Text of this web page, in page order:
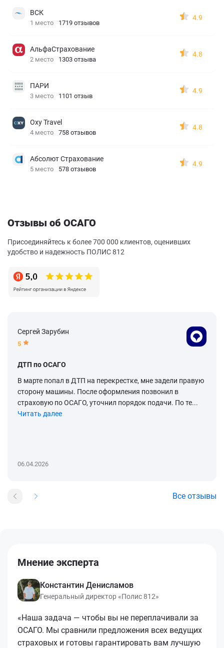
ВСК
1 место 1719 отзывов
4.9
АльфаСтрахование
2 место 1303 отзыва
4.8
ПАРИ
3 место 1101 отзыв
4.9
Oxy Travel
4 место 758 отзывов
4.8
Абсолют Страхование
5 место 578 отзывов
4.9
Отзывы об ОСАГО
Присоединяйтесь к более 700 000 клиентов, оценивших
удобство и надежность ПОЛИС 812
Сергей Зарубин
5
ДТП по ОСАГО
В марте попал в ДТП на перекрестке, мне задели правую
сторону машины. После оформления позвонил в
страховую по ОСАГО, уточнил порядок подачи. По те...
Читать далее
06.04.2026
Все отзывы
Мнение эксперта
Константин Денисламов
Генеральный директор «Полис 812»
«Наша задача — чтобы вы не переплачивали за
ОСАГО. Мы сравнили предложения всех ведущих
страховых и готовы гарантировать вам лучшую